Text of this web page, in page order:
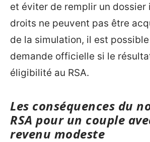
et éviter de remplir un dossier
droits ne peuvent pas être
de la simulation, il est
demande officielle si le
éligibilité au RSA.
Les conséquences du
RSA pour un couple
revenu modeste